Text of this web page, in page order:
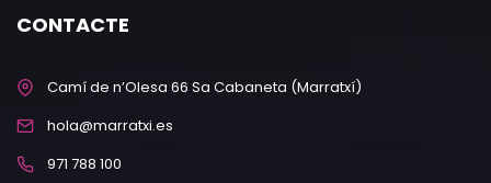
CONTACTE
Camí de n’Olesa 66 Sa Cabaneta (Marratxí)
hola@marratxi.es
971 788 100